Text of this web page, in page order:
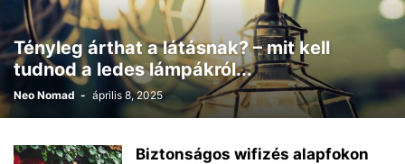
Tényleg árthat a látásnak? – mit kell
tudnod a ledes lámpákról...
Neo Nomad - április 8, 2025
Biztonságos wifizés alapfokon